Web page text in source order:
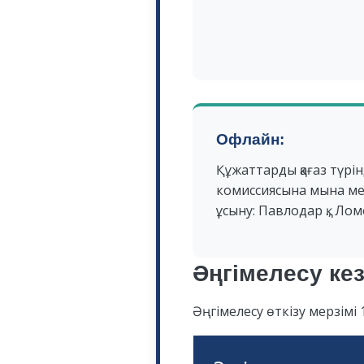
қазақ ұлтына
(Қазақстан
табылмайтын қазақ
Офлайн:
Құжаттарды қағаз
комиссиясына мына
ұсыну: Павлодар қ.,
Әңгімелесу
Әңгімелесу өткізу